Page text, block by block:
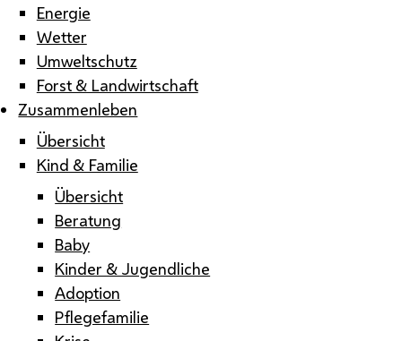
Energie
Wetter
Umweltschutz
Forst & Landwirtschaft
Zusammenleben
Übersicht
Kind & Familie
Übersicht
Beratung
Baby
Kinder & Jugendliche
Adoption
Pflegefamilie